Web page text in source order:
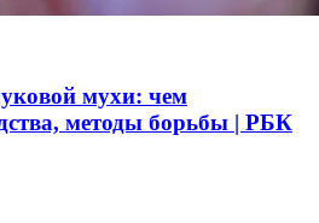
мухи: чем
методы борьбы | РБК